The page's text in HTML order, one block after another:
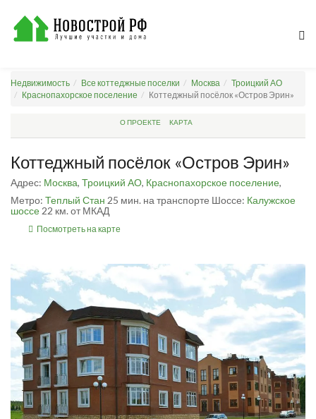
Недвижимость Все коттеджные поселки Москва
Троицкий АО
Краснопахорское поселение
Коттеджный посёлок «Остров Эрин»
О ПРОЕКТЕ КАРТА
Коттеджный посёлок «Остров Эрин»
Адрес: Москва, Троицкий АО, Краснопахорское поселение,
Метро: Теплый Стан 25 мин. на транспорте Шоссе: Калужское
шоссе 22 км. от МКАД
Посмотреть на карте